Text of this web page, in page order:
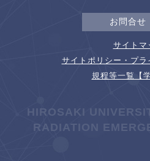
お問合せ
サイトマ
サイトポリシー・プラ
規程等一覧【
HIROSAKI
RADIATION